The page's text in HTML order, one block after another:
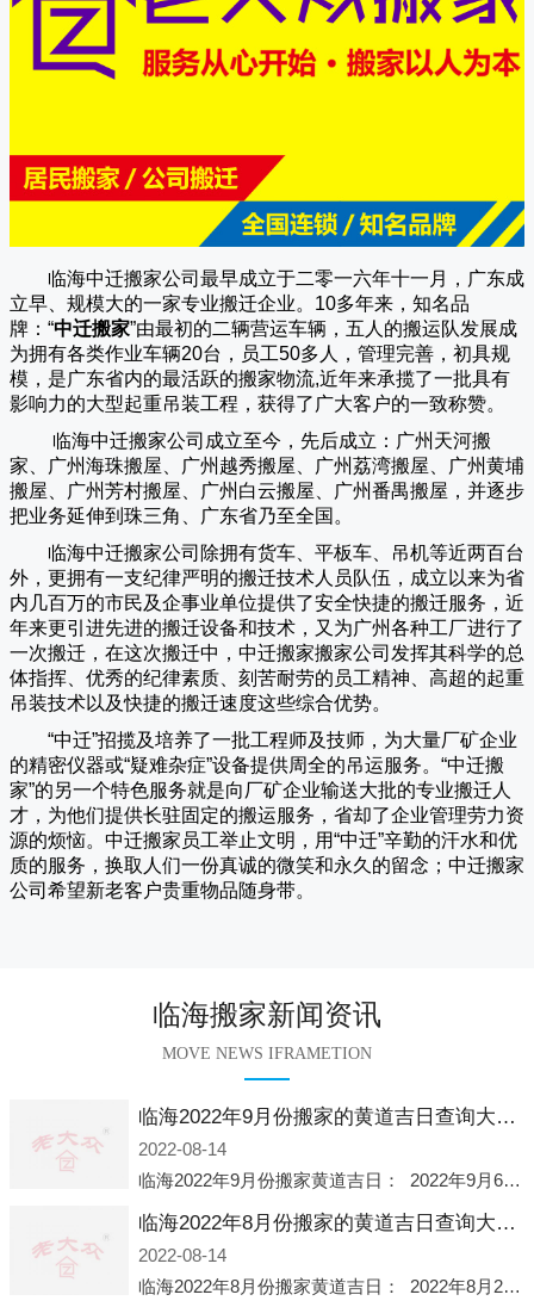
临海中迁搬家公司 最早成立于二零一六年十一月，广东成
立早、规模大的一家专业搬迁企业。10多年来，知名品
牌：“中迁搬家”由最初的二辆营运车辆，五人的搬运队发展成
为拥有各类作业车辆20台，员工50多人，管理完善，初具规
模，是广东省内的最活跃的搬家物流,近年来承揽了一批具有
影响力的大型起重吊装工程，获得了广大客户的一致称赞。
临海中迁搬家公司成立至今，先后成立：广州天河搬
家、广州海珠搬屋、广州越秀搬屋、广州荔湾搬屋、广州黄埔
搬屋、广州芳村搬屋、广州白云搬屋、广州番禺搬屋，并逐步
把业务延伸到珠三角、广东省乃至全国。
临海中迁搬家公司除拥有货车、平板车、吊机等近两百台
外，更拥有一支纪律严明的搬迁技术人员队伍，成立以来为省
内几百万的市民及企事业单位提供了安全快捷的搬迁服务，近
年来更引进先进的搬迁设备和技术，又为广州各种工厂进行了
一次搬迁，在这次搬迁中， 中迁搬家搬家公司发挥其科学的总
体指挥、优秀的纪律素质、刻苦耐劳的员工精神、高超的起重
吊装技术以及快捷的搬迁速度这些综合优势。
“中迁”招揽及培养了一批工程师及技师，为大量厂矿企业
的精密仪器或“疑难杂症”设备提供周全的吊运服务。“中迁搬
家”的另一个特色服务就是向厂矿企业输送大批的专业搬迁人
才，为他们提供长驻固定的搬运服务，省却了企业管理劳力资
源的烦恼。 中迁搬家员工举止文明，用“中迁”辛勤的汗水和优
质的服务，换取人们一份真诚的微笑和永久的留念； 中迁搬家
公司希望新老客户贵重物品随身带。
临海搬家新闻资讯
MOVE NEWS IFRAMETION
临海2022年9月份搬家的黄道吉日查询大全一览表哪天适合搬家好日子
2022-08-14
临海2022年9月份搬家黄道吉日： 2022年9月6日 「星期二」 农历八月十一2022年9月12日 「星期一」 农历八月十七2022年9月16日 「星期五」 农历八月廿一2022年9月2
临海2022年8月份搬家的黄道吉日查询大全一览表哪天适合搬家好日子
2022-08-14
临海2022年8月份搬家黄道吉日： 2022年8月2日 「星期二」 农历七月初五2022年8月6日 「星期六」 农历七月初九2022年8月8日 「星期一」 农历七月十一2022年8月10日 「